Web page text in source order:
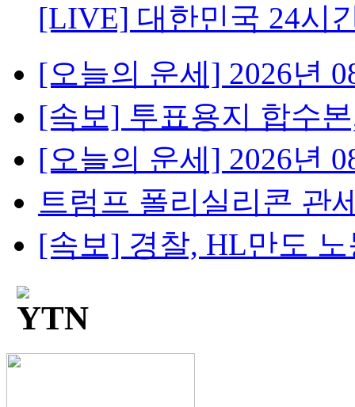
[LIVE] 대한민국 24시
[오늘의 운세] 2026년
[속보] 투표용지 합수
[오늘의 운세] 2026년
트럼프 폴리실리콘 관
[속보] 경찰, HL만도